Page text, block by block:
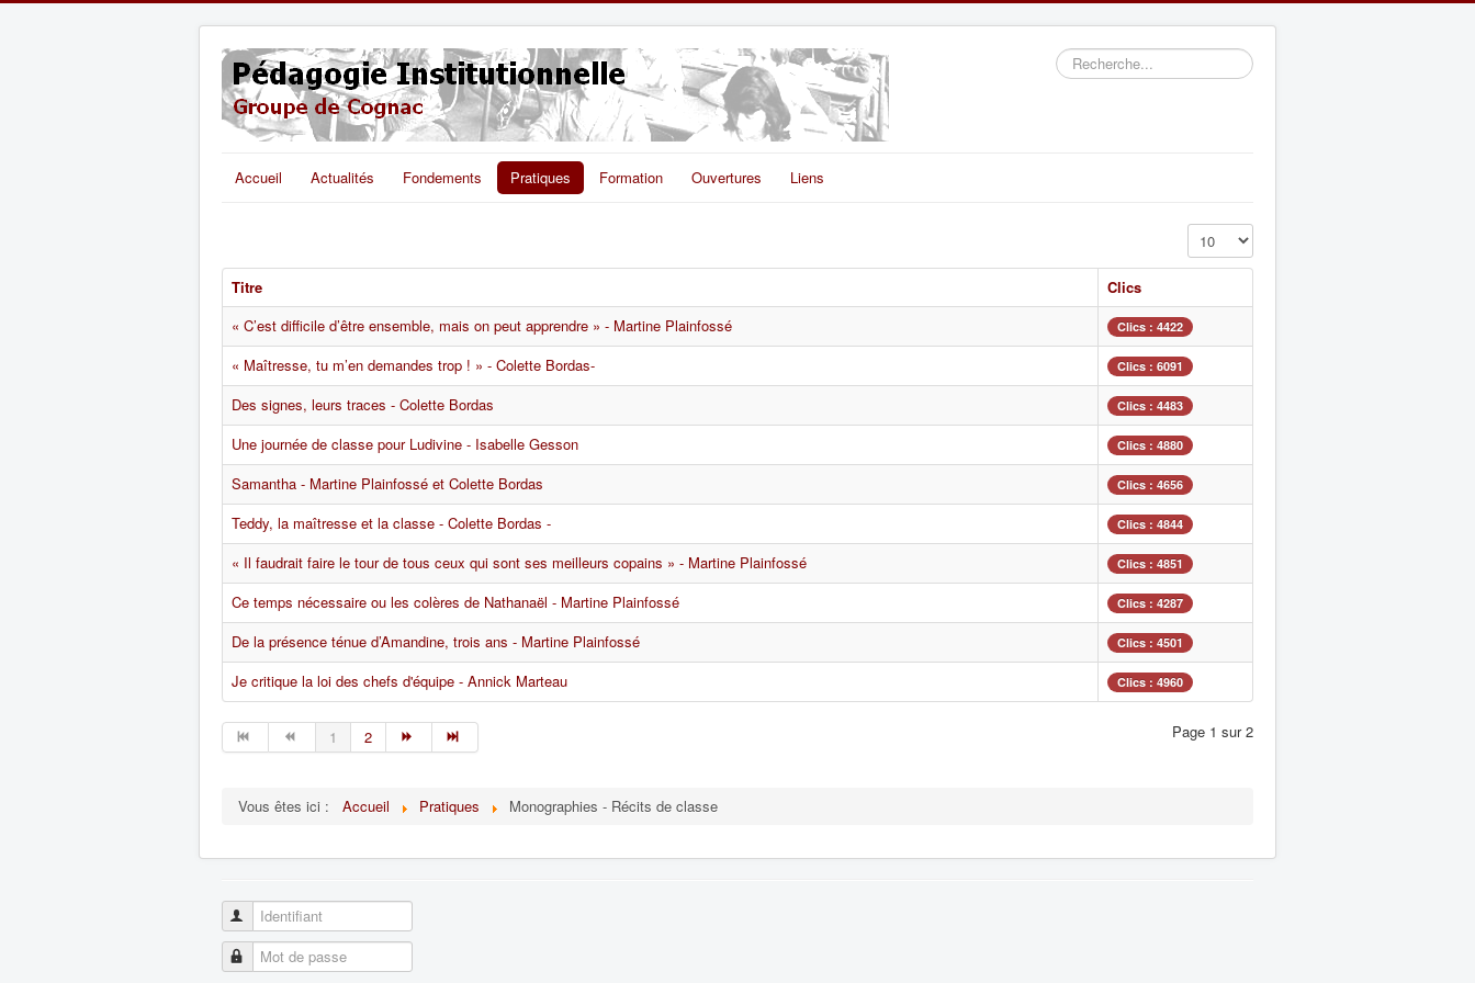
Rechercher
Accueil Actualités Fondements Pratiques Formation Ouvertures Liens
Affichage #
Titre
Clics
« C’est difficile d’être ensemble, mais on peut apprendre » - Martine Plainfossé
Clics : 4422
« Maîtresse, tu m’en demandes trop ! » - Colette Bordas- Clics : 6091
Des signes, leurs traces - Colette Bordas Clics : 4483
Une journée de classe pour Ludivine - Isabelle Gesson Clics : 4880
Samantha - Martine Plainfossé et Colette Bordas Clics : 4656
Teddy, la maîtresse et la classe - Colette Bordas - Clics : 4844
« Il faudrait faire le tour de tous ceux qui sont ses meilleurs copains » - Martine Plainfossé Clics : 4851
Ce temps nécessaire ou les colères de Nathanaël - Martine Plainfossé Clics : 4287
De la présence ténue d’Amandine, trois ans - Martine Plainfossé Clics : 4501
Je critique la loi des chefs d'équipe - Annick Marteau Clics : 4960
Page 1 sur 2
1 2
Vous êtes ici : Accueil Pratiques Monographies - Récits de classe
Identifiant
Mot de passe